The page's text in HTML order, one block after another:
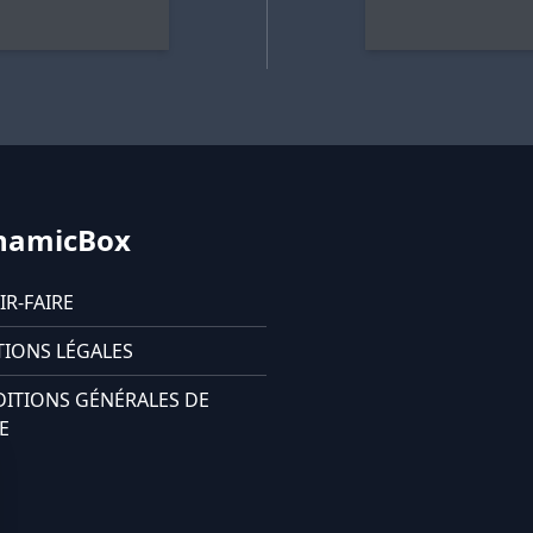
FAIRE
LÉGALES
GÉNÉRALES DE